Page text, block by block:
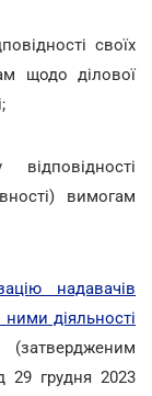
своїх
щодо ділової
вимогам
надавачів
діяльності
грудня 2023